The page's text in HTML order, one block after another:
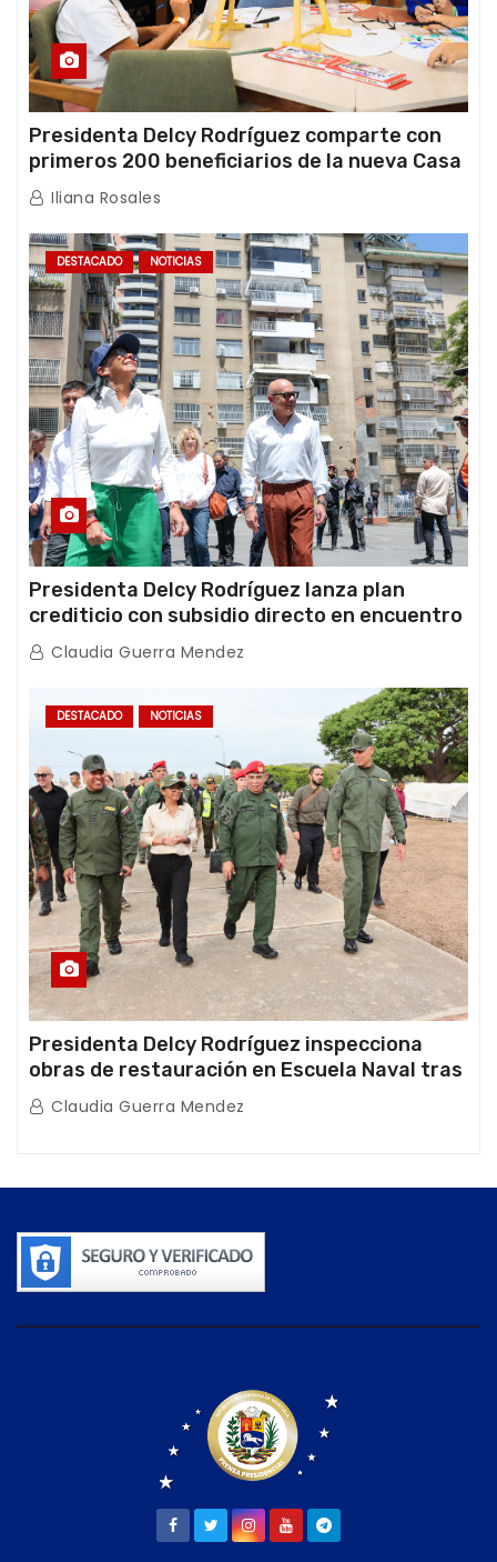
Presidenta Delcy Rodríguez comparte con
primeros 200 beneficiarios de la nueva Casa
de los Abuelos “La Primavera” en Caracas
Iliana Rosales
DESTACADO NOTICIAS
Presidenta Delcy Rodríguez lanza plan
crediticio con subsidio directo en encuentro
con Juntas de Condominio
Claudia Guerra Mendez
DESTACADO NOTICIAS
Presidenta Delcy Rodríguez inspecciona
obras de restauración en Escuela Naval tras
afectaciones sísmicas en La Guaira
Claudia Guerra Mendez